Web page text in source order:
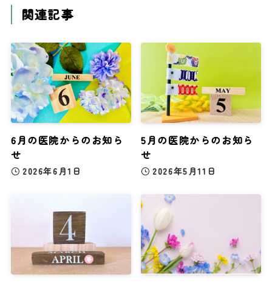
関連記事
6月の医院からのお知ら
せ
2026年6月1日
5月の医院からのお知ら
せ
2026年5月11日